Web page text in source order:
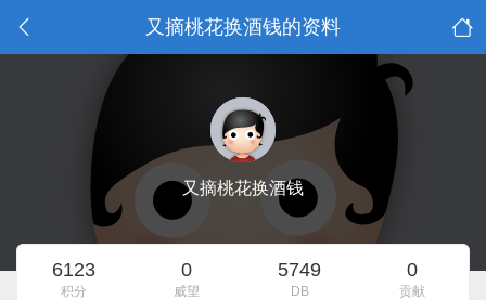
又摘桃花换酒钱的资料
又摘桃花换酒钱
6123
积分
0
威望
5749
DB
0
贡献